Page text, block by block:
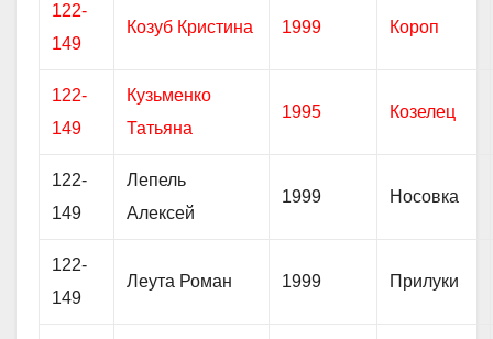
122-
149
Козуб Кристина 1999 Короп
122-
149
Кузьменко
Татьяна
1995 Козелец
122-
149
Лепель
Алексей
1999 Носовка
122-
149
Леута Роман 1999 Прилуки